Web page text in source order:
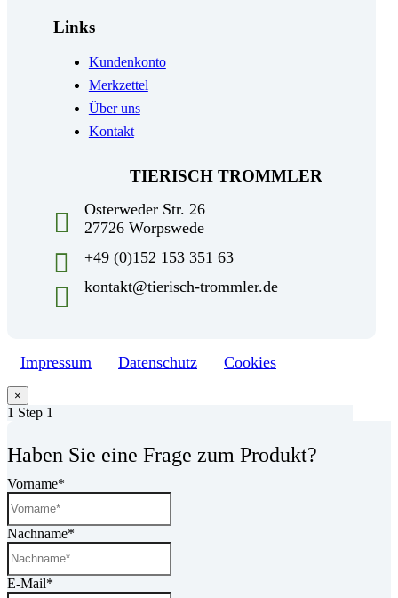
Links
Kundenkonto
Merkzettel
Über uns
Kontakt
TIERISCH TROMMLER
Osterweder Str. 26
27726 Worpswede
+49 (0)152 153 351 63
kontakt@tierisch-trommler.de
Impressum Datenschutz Cookies
×
1 Step 1
Haben Sie eine Frage zum Produkt?
Vorname*
Nachname*
E-Mail*